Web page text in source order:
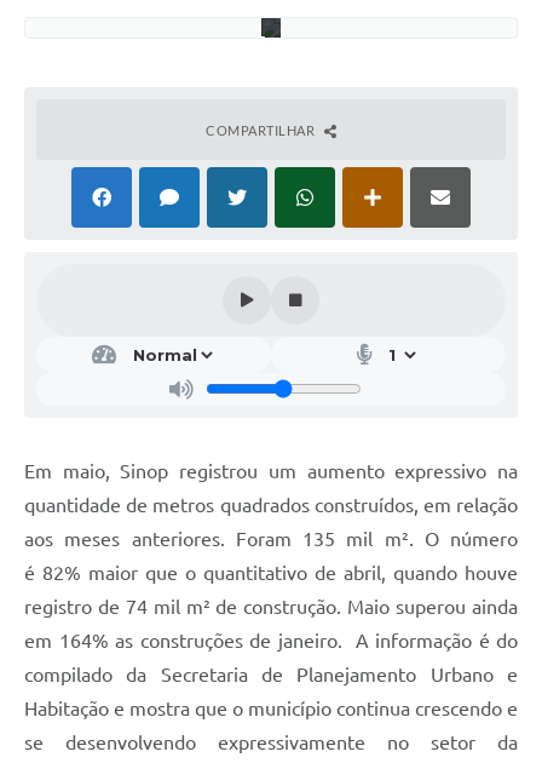
COMPARTILHAR
Em maio, Sinop registrou um aumento expressivo na
quantidade de metros quadrados construídos, em relação
aos meses anteriores. Foram 135 mil m². O número
é 82% maior que o quantitativo de abril, quando houve
registro de 74 mil m²de construção. Maio superou ainda
em 164% as construções de janeiro.
A informação é do
compilado da Secretaria de Planejamento Urbano e
Habitação e mostra que o município continua crescendo e
se desenvolvendo expressivamente no setor da